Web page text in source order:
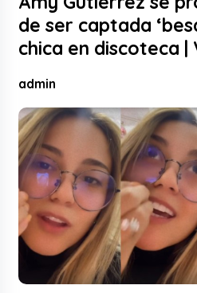
de ser captada
chica en discoteca |
admin